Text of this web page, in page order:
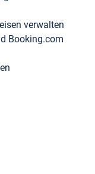
verwalten
Booking.com